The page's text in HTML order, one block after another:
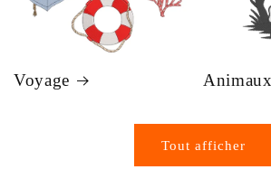
Voyage Animaux
Tout afficher